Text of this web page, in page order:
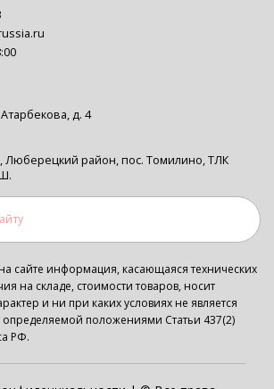
д. 4
Люберецкий район, пос. Томилино, ТЛК
сайте информация, касающаяся технических
на складе, стоимости товаров, носит
и ни при каких условиях не является
положениями Статьи 437(2)
РФ.